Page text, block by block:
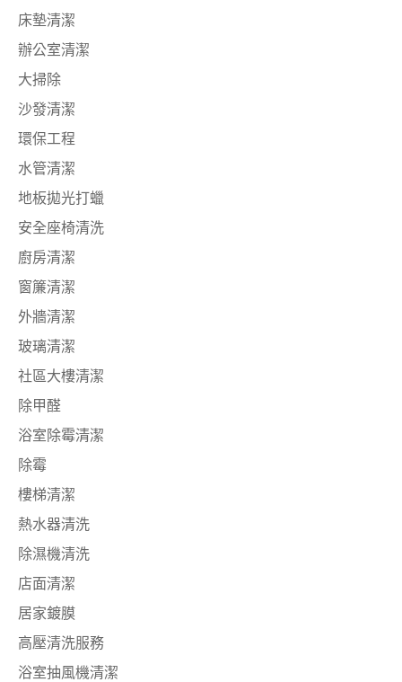
床墊清潔
辦公室清潔
大掃除
沙發清潔
環保工程
水管清潔
地板拋光打蠟
安全座椅清洗
廚房清潔
窗簾清潔
外牆清潔
玻璃清潔
社區大樓清潔
除甲醛
浴室除霉清潔
除霉
樓梯清潔
熱水器清洗
除濕機清洗
店面清潔
居家鍍膜
高壓清洗服務
浴室抽風機清潔